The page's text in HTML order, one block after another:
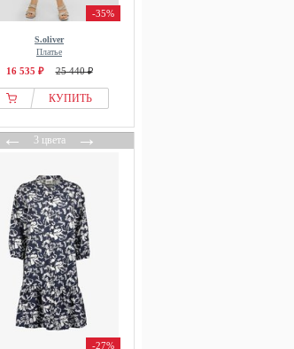
-35%
S.oliver
Платье
16 535 ₽ 25 440 ₽
КУПИТЬ
←3 цвета→
-27%